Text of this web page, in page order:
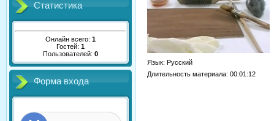
Статистика
Онлайн всего: 1
Гостей: 1
Пользователей: 0
Форма входа
Язык: Русский
Длительность материала: 00:01:12